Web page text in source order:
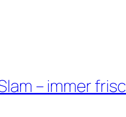
– immer